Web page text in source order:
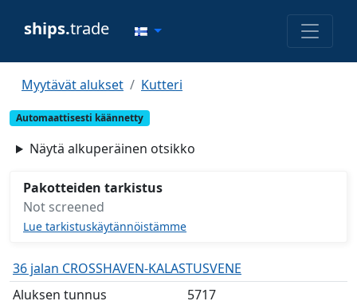
ships.trade
Myytävät alukset Kutteri
Automaattisesti käännetty
Näytä alkuperäinen otsikko
Pakotteiden tarkistus
Not screened
Lue tarkistuskäytännöistämme
36 jalan CROSSHAVEN-KALASTUSVENE
Aluksen tunnus
5717